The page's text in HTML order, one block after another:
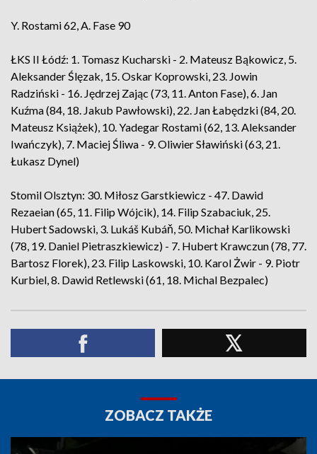
Y. Rostami 62, A. Fase 90
ŁKS II Łódź: 1. Tomasz Kucharski - 2. Mateusz Bąkowicz, 5.
Aleksander Ślęzak, 15. Oskar Koprowski, 23. Jowin
Radziński - 16. Jędrzej Zając (73, 11. Anton Fase), 6. Jan
Kuźma (84, 18. Jakub Pawłowski), 22. Jan Łabędzki (84, 20.
Mateusz Książek), 10. Yadegar Rostami (62, 13. Aleksander
Iwańczyk), 7. Maciej Śliwa - 9. Oliwier Sławiński (63, 21.
Łukasz Dynel)
Stomil Olsztyn: 30. Miłosz Garstkiewicz - 47. Dawid
Rezaeian (65, 11. Filip Wójcik), 14. Filip Szabaciuk, 25.
Hubert Sadowski, 3. Lukáš Kubáň, 50. Michał Karlikowski
(78, 19. Daniel Pietraszkiewicz) - 7. Hubert Krawczun (78, 77.
Bartosz Florek), 23. Filip Laskowski, 10. Karol Żwir - 9. Piotr
Kurbiel, 8. Dawid Retlewski (61, 18. Michal Bezpalec)
ZOBACZ TAKŻE